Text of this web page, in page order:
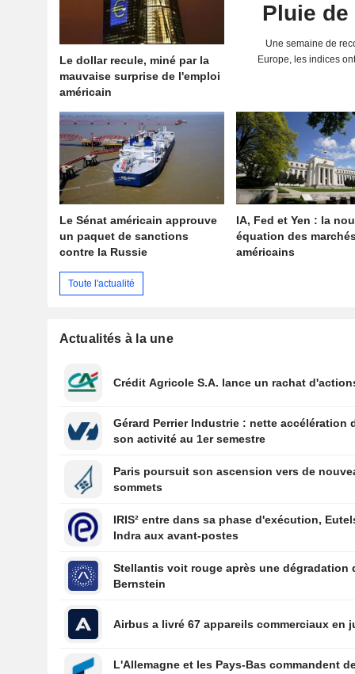
Le dollar recule, miné par la
mauvaise surprise de l'emploi
américain
Pluie
Une semaine de
Europe, les indices
Le Sénat américain approuve
un paquet de sanctions
contre la Russie
IA, Fed et Yen : la
équation des
américains
Toute l'actualité
Actualités à la une
Crédit Agricole S.A. lance un rachat
Gérard Perrier Industrie : nette accélération
son activité au 1er semestre
Paris poursuit son ascension vers de
sommets
IRIS² entre dans sa phase d'exécution,
Indra aux avant-postes
Stellantis voit rouge après une dégradation
Bernstein
Airbus a livré 67 appareils commerciaux en
L'Allemagne et les Pays-Bas commandent